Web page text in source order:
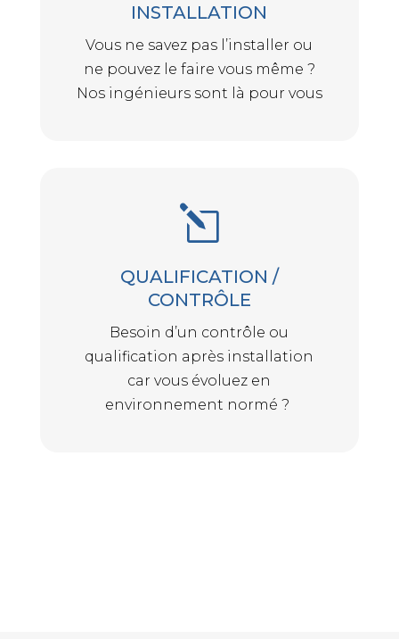
INSTALLATION
Vous ne savez pas l’installer ou
ne pouvez le faire vous même ?
Nos ingénieurs sont là pour vous
l
QUALIFICATION /
CONTRÔLE
Besoin d’un contrôle ou
qualification après installation
car vous évoluez en
environnement normé ?